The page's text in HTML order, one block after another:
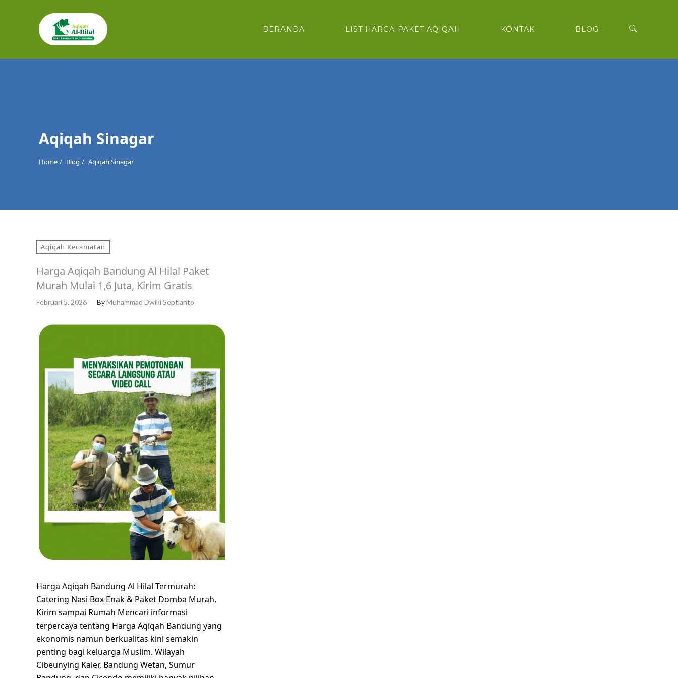
BERANDA LIST HARGA PAKET AQIQAH KONTAK BLOG
Cari
Aqiqah Sinagar
Home Blog Aqiqah Sinagar
Aqiqah Kecamatan
Harga Aqiqah Bandung Al Hilal Paket
Murah Mulai 1,6 Juta, Kirim Gratis
Februari 5, 2026 ByMuhammad Dwiki Septianto
Harga Aqiqah Bandung Al Hilal Termurah:
Catering Nasi Box Enak & Paket Domba Murah,
Kirim sampai Rumah Mencari informasi
terpercaya tentang Harga Aqiqah Bandung yang
ekonomis namun berkualitas kini semakin
penting bagi keluarga Muslim. Wilayah
Cibeunying Kaler, Bandung Wetan, Sumur